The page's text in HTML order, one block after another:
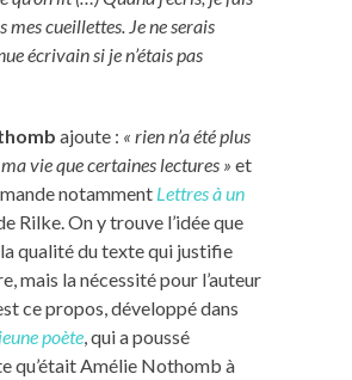
mes cueillettes. Je ne serais
écrivain si je n’étais pas
ajoute : « rien n’a été plus
vie que certaines lectures » et
notamment Lettres à un
Rilke. On y trouve l’idée que
la qualité du texte qui justifie
mais la nécessité pour l’auteur
ce propos, développé dans
poète , qui a poussé
qu’était Amélie Nothomb à